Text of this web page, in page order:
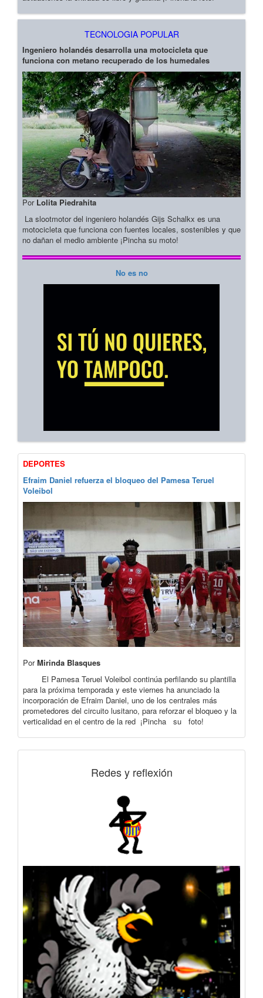
TECNOLOGIA POPULAR
Ingeniero holandés desarrolla una motocicleta que
funciona con metano recuperado de los humedales
Por Lolita Piedrahita
La slootmotor del ingeniero holandés Gijs Schalkx es una
motocicleta que funciona con fuentes locales, sostenibles y que
no dañan el medio ambiente ¡Pincha su moto!
No es no
DEPORTES
Efraim Daniel refuerza el bloqueo del Pamesa Teruel
Voleibol
PorMirinda Blasques
El Pamesa Teruel Voleibol continúa perfilando su plantilla
para la próxima temporada y este viernes ha anunciado la
incorporación de Efraim Daniel, uno de los centrales más
prometedores del circuito lusitano, para reforzar el bloqueo y la
verticalidad en el centro de la red ¡Pincha su foto!
Redes y reflexión